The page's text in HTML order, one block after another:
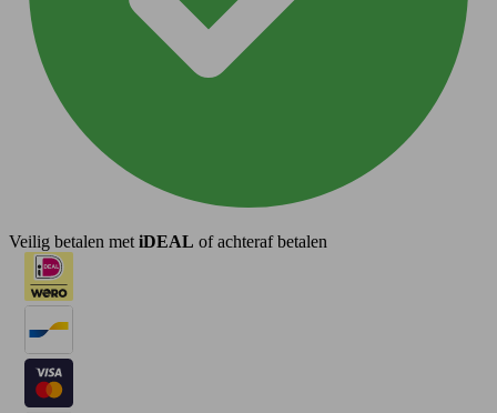
Veilig betalen met iDEAL of achteraf betalen